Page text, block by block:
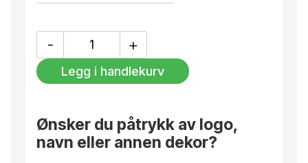
Enkelt og tidløst, men også brilliant og med
Design: Ingegerd Råman – 2021
-
NUMBERS
Skål
mm
stripet
antall
+
Legg i handlekurv
Ønsker du påtrykk av logo,
navn eller annen dekor?